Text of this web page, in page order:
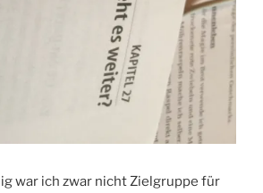
war ich zwar nicht Zielgruppe für